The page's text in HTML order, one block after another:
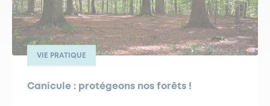
VIE PRATIQUE
Canicule : protégeons nos forêts !